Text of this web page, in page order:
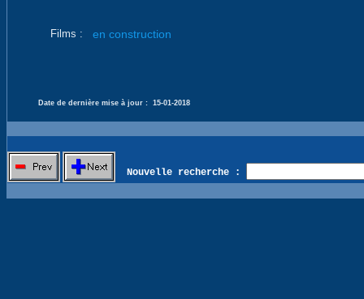
Films : en construction
Date de dernière mise à jour : 15-01-2018
Nouvelle recherche :